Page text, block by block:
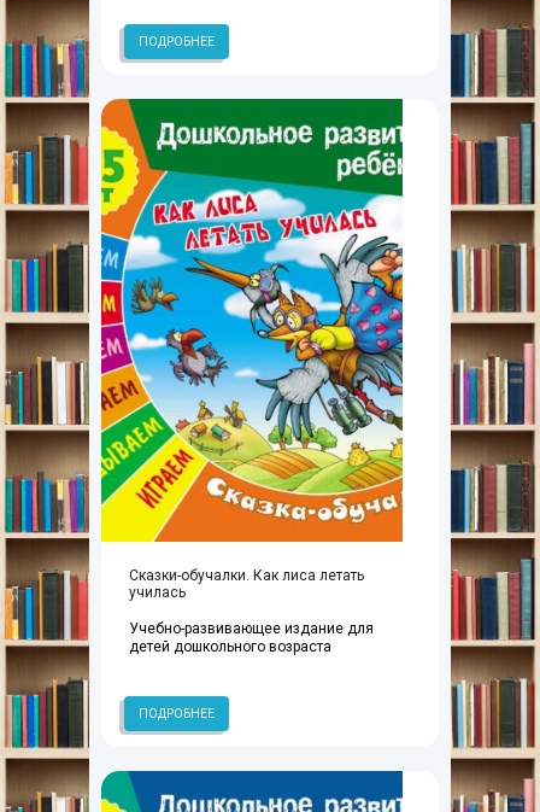
ПОДРОБНЕЕ
Сказки-обучалки. Как лиса летать
училась
Учебно-развивающее издание для
детей дошкольного возраста
ПОДРОБНЕЕ